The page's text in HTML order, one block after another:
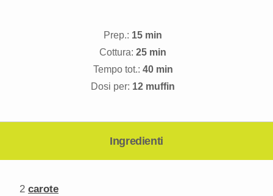
Prep.: 15 min
Cottura: 25 min
Tempo tot.: 40 min
Dosi per: 12 muffin
Ingredienti
2 carote